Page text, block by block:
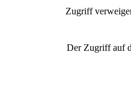
Zugriff
Der Zugriff auf